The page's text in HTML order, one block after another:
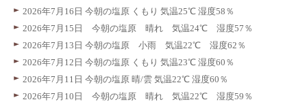
2026年7月16日 今朝の塩原 くもり 気温25℃ 湿度58％
2026年7月15日 今朝の塩原 晴れ 気温24℃ 湿度57％
2026年7月13日 今朝の塩原 小雨 気温22℃ 湿度62％
2026年7月12日 今朝の塩原 くもり 気温23℃ 湿度60％
2026年7月11日 今朝の塩原 晴/雲 気温22℃ 湿度60％
2026年7月10日 今朝の塩原 晴れ 気温22℃ 湿度59％